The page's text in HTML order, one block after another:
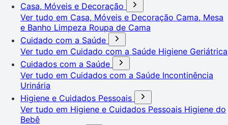
Casa, Móveis e Decoração
Ver tudo em Casa, Móveis e Decoração Cama, Mesa
e Banho Limpeza Roupa de Cama
Cuidado com a Saúde
Ver tudo em Cuidado com a Saúde Higiene Geriátrica
Cuidados com a Saúde
Ver tudo em Cuidados com a Saúde Incontinência
Urinária
Higiene e Cuidados Pessoais
Ver tudo em Higiene e Cuidados Pessoais Higiene do
Bebê